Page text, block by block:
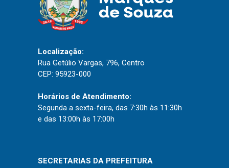
Localização:
Rua Getúlio Vargas, 796, Centro
CEP: 95923-000
Horários de Atendimento:
Segunda a sexta-feira, das 7:30h às 11:30h
e das 13:00h às 17:00h
SECRETARIAS DA PREFEITURA